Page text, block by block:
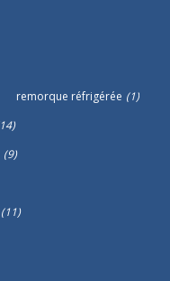
remorque réfrigérée (1)
(9)
(11)